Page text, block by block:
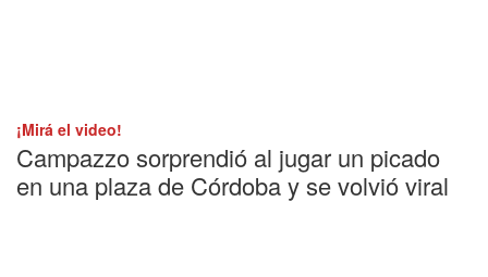
¡Mirá el video!
Campazzo sorprendió al jugar un picado
en una plaza de Córdoba y se volvió viral